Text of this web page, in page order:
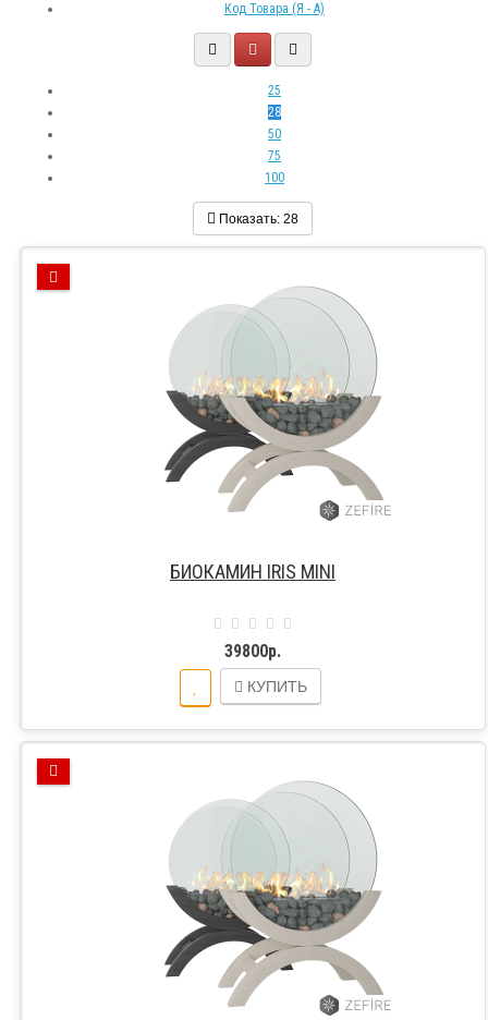
Код Товара (Я - А)
25
28
50
75
100
Показать: 28
БИОКАМИН IRIS MINI
39800р.
КУПИТЬ